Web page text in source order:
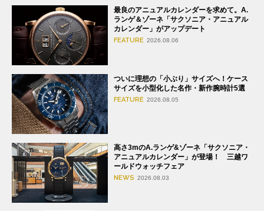
最良のアニュアルカレンダーを求めて。A.
ランゲ＆ゾーネ「サクソニア・アニュアル
カレンダー」がアップデート
FEATURE 2026.08.06
ついに理想の「小ぶり」サイズへ！ケース
サイズを小型化した名作・新作腕時計5選
FEATURE 2026.08.05
高さ3mのA.ランゲ&ゾーネ「サクソニア・
アニュアルカレンダー」が登場！ 三越ワ
ールドウォッチフェア
NEWS 2026.08.03